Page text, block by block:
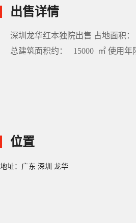
出售详情
深圳龙华红本独院出售 占地
总建筑面积约： 15000 ㎡ 使用年
位置
地址：广东 深圳 龙华